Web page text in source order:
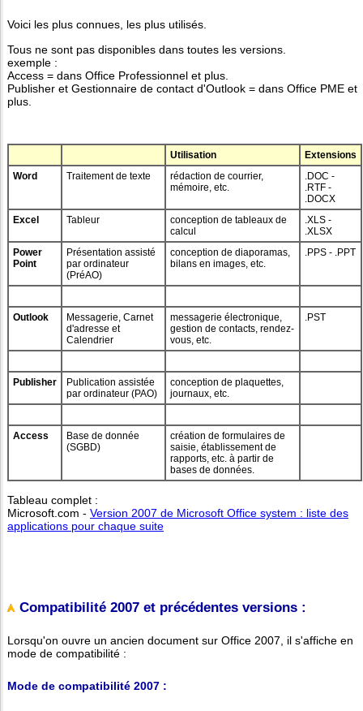
Voici les plus connues, les plus utilisés.
Tous ne sont pas disponibles dans toutes les versions.
exemple :
Access = dans Office Professionnel et plus.
Publisher et Gestionnaire de contact d'Outlook = dans Office PME et
plus.
Utilisation
Extensions
Word
Traitement de texte
rédaction de courrier,
mémoire, etc.
.DOC -
.RTF -
.DOCX
Excel
Tableur
conception de tableaux de
calcul
.XLS -
.XLSX
Power
Point
Présentation assisté
par ordinateur
(PréAO)
conception de diaporamas,
bilans en images, etc.
.PPS - .PPT
Outlook
Messagerie, Carnet
d'adresse et
Calendrier
messagerie électronique,
gestion de contacts, rendez-
vous, etc.
.PST
Publisher
Publication assistée
par ordinateur (PAO)
conception de plaquettes,
journaux, etc.
Access
Base de donnée
(SGBD)
création de formulaires de
saisie, établissement de
rapports, etc. à partir de
bases de données.
Tableau complet :
Microsoft.com - Version 2007 de Microsoft Office system : liste des
applications pour chaque suite
Compatibilité 2007 et précédentes versions :
Lorsqu'on ouvre un ancien document sur Office 2007, il s'affiche en
mode de compatibilité :
Mode de compatibilité 2007 :